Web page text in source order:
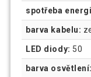
spotřeba
barva kabelu:
LED diody: 50
barva osvětlení: